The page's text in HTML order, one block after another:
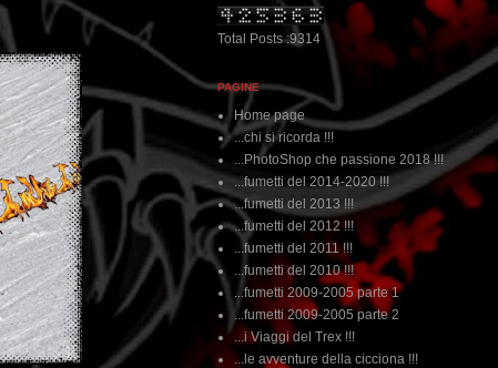
Total Posts :9314
PAGINE
Home page
...chi si ricorda !!!
...PhotoShop che passione 2018 !!!
...fumetti del 2014-2020 !!!
...fumetti del 2013 !!!
...fumetti del 2012 !!!
...fumetti del 2011 !!!
...fumetti del 2010 !!!
...fumetti 2009-2005 parte 1
...fumetti 2009-2005 parte 2
...i Viaggi del Trex !!!
...le avventure della cicciona !!!